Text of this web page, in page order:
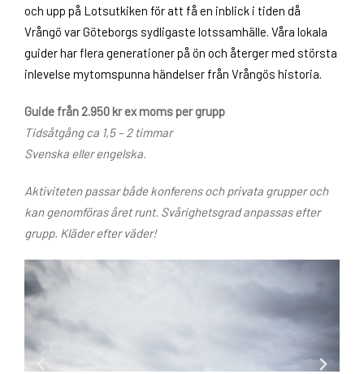
och upp på Lotsutkiken för att få en inblick i tiden då
Vrångö var Göteborgs sydligaste lotssamhälle. Våra lokala
guider har flera generationer på ön och återger med största
inlevelse mytomspunna händelser från Vrångös historia.
Guide från 2.950 kr ex moms per grupp
Tidsåtgång ca 1,5 – 2 timmar
Svenska eller engelska.
Aktiviteten passar både konferens och privata grupper och
kan genomföras året runt. Svårighetsgrad anpassas efter
grupp. Kläder efter väder!